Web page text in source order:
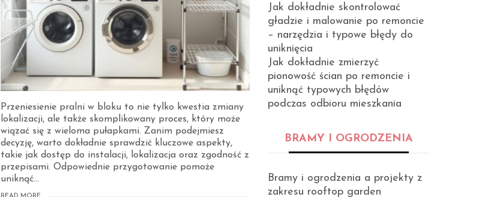
Przeniesienie pralni w bloku to nie tylko kwestia zmiany
lokalizacji, ale także skomplikowany proces, który może
wiązać się z wieloma pułapkami. Zanim podejmiesz
decyzję, warto dokładnie sprawdzić kluczowe aspekty,
takie jak dostęp do instalacji, lokalizacja oraz zgodność z
przepisami. Odpowiednie przygotowanie pomoże
uniknąć...
Jak dokładnie skontrolować
gładzie i malowanie po remoncie
– narzędzia i typowe błędy do
uniknięcia
Jak dokładnie zmierzyć
pionowość ścian po remoncie i
uniknąć typowych błędów
podczas odbioru mieszkania
BRAMY I OGRODZENIA
Bramy i ogrodzenia a projekty z
zakresu rooftop garden